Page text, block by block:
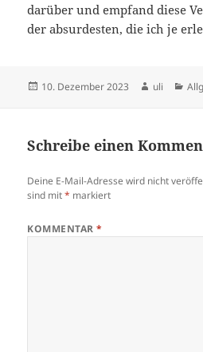
darüber und empfand diese
der absurdesten, die ich je
Veröffentlicht
10. Dezember 2023 Autor
uli
Schreibe einen
Deine E-Mail-Adresse wird nicht
sind mit* markiert
KOMMENTAR*